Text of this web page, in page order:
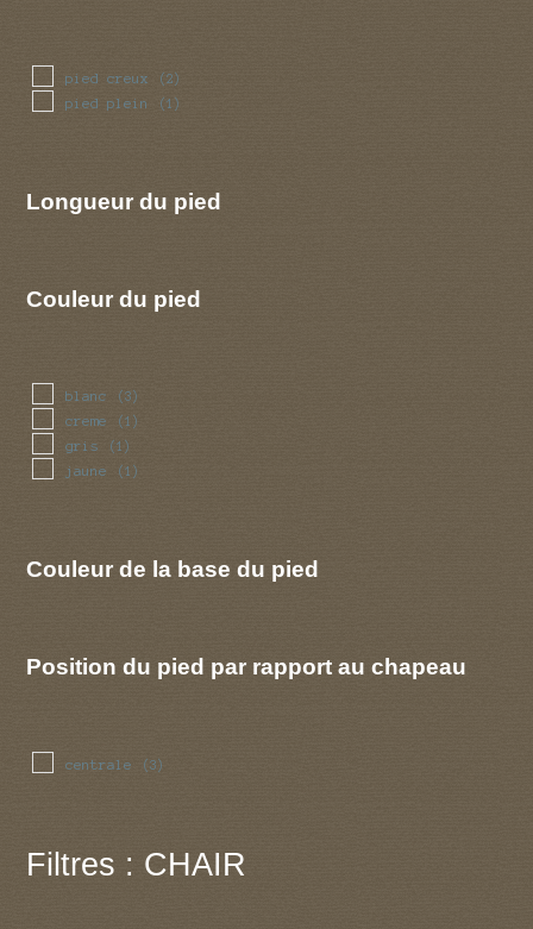
pied creux (2)
pied plein (1)
Longueur du pied
Couleur du pied
blanc (3)
creme (1)
gris (1)
jaune (1)
Couleur de la base du pied
Position du pied par rapport au chapeau
centrale (3)
Filtres : CHAIR